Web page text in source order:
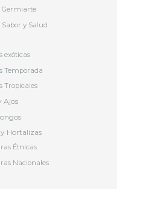
Germiarte
Sabor y Salud
exóticas
Temporada
Tropicales
Ajos
Hortalizas
Étnicas
Nacionales